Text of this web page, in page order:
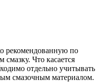
рекомендованную по
смазку. Что касается
отдельно учитывать
смазочным материалом.